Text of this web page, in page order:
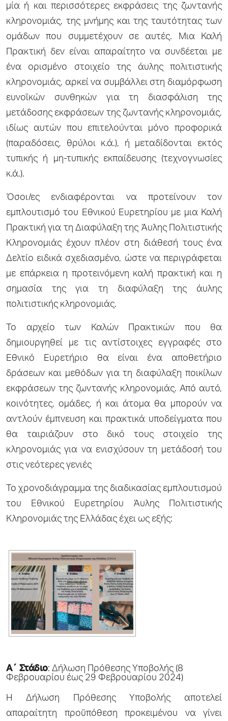
μία ή και περισσότερες εκφράσεις της ζωντανής
κληρονομιάς, της μνήμης και της ταυτότητας των
ομάδων που συμμετέχουν σε αυτές. Μια Καλή
Πρακτική δεν είναι απαραίτητο να συνδέεται με
ένα ορισμένο στοιχείο της άυλης πολιτιστικής
κληρονομιάς, αρκεί να συμβάλλει στη διαμόρφωση
ευνοϊκών συνθηκών για τη διασφάλιση της
μετάδοσης εκφράσεων της ζωντανής κληρονομιάς,
ιδίως αυτών που επιτελούνται μόνο προφορικά
(παραδόσεις, θρύλοι κ.ά.), ή μεταδίδονται εκτός
τυπικής ή μη-τυπικής εκπαίδευσης (τεχνογνωσίες
κ.ά.).
Όσοι/ες ενδιαφέρονται να προτείνουν τον
εμπλουτισμό του Εθνικού Ευρετηρίου με μια Καλή
Πρακτική για τη Διαφύλαξη της Άυλης Πολιτιστικής
Κληρονομιάς έχουν πλέον στη διάθεσή τους ένα
Δελτίο ειδικά σχεδιασμένο, ώστε να περιγράφεται
με επάρκεια η προτεινόμενη καλή πρακτική και η
σημασία της για τη διαφύλαξη της άυλης
πολιτιστικής κληρονομιάς.
Το αρχείο των Καλών Πρακτικών που θα
δημιουργηθεί με τις αντίστοιχες εγγραφές στο
Εθνικό Ευρετήριο θα είναι ένα αποθετήριο
δράσεων και μεθόδων για τη διαφύλαξη ποικίλων
εκφράσεων της ζωντανής κληρονομιάς. Από αυτό,
κοινότητες, ομάδες, ή και άτομα θα μπορούν να
αντλούν έμπνευση και πρακτικά υποδείγματα που
θα ταιριάζουν στο δικό τους στοιχείο της
κληρονομιάς για να ενισχύσουν τη μετάδοσή του
στις νεότερες γενιές
Το χρονοδιάγραμμα της διαδικασίας εμπλουτισμού
του Εθνικού Ευρετηρίου Άυλης Πολιτιστικής
Κληρονομιάς της Ελλάδας έχει ως εξής:
A΄ Στάδιο: Δήλωση Πρόθεσης Υποβολής (8
Φεβρουαρίου έως 29 Φεβρουαρίου 2024)
Η Δήλωση Πρόθεσης Υποβολής αποτελεί
απαραίτητη προϋπόθεση προκειμένου να γίνει